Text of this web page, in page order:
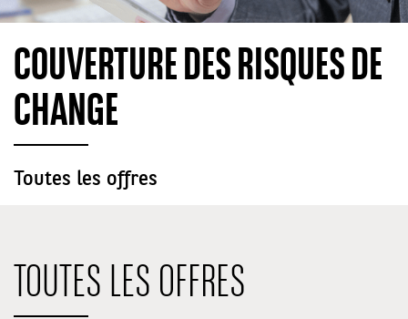
COUVERTURE DES RISQUES DE
CHANGE
Toutes les offres
TOUTES LES OFFRES